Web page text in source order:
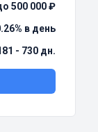
500 000 ₽
в день
- 730 дн.